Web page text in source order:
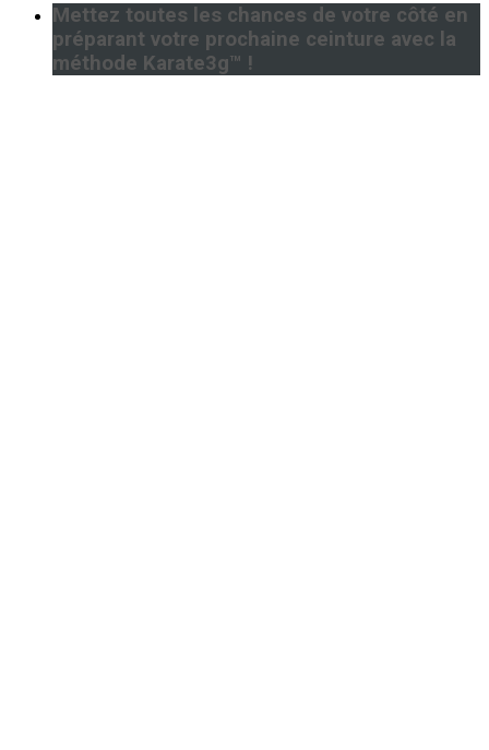
Mettez toutes les chances de votre côté en
préparant votre prochaine ceinture avec la
méthode Karate3g™ !